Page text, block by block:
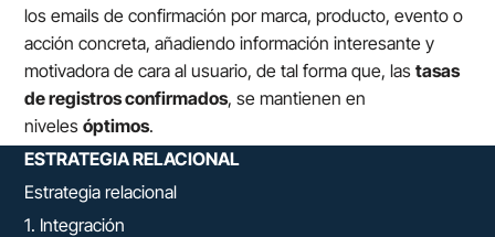
los emails de confirmación por marca, producto, evento o
acción concreta, añadiendo información interesante y
motivadora de cara al usuario, de tal forma que, lastasas
de registros confirmados, se mantienen en
nivelesóptimos.
ESTRATEGIA RELACIONAL
Estrategia relacional
1. Integración